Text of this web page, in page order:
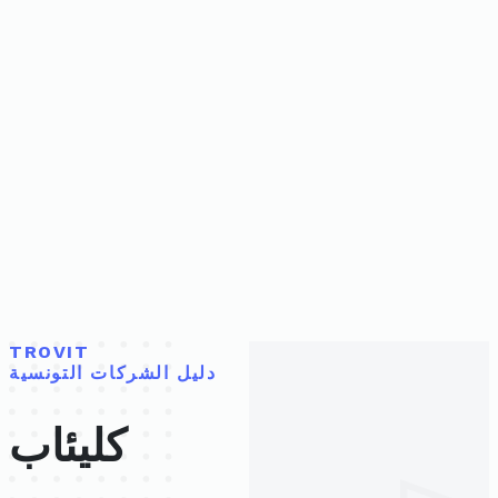
TROVIT
دليل الشركات التونسية
كليئاب